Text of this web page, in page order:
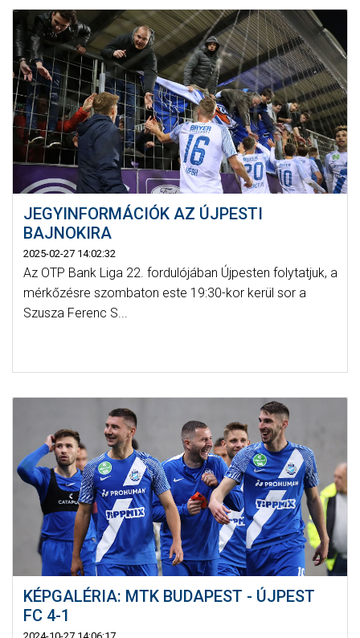
JEGYINFORMÁCIÓK AZ ÚJPESTI
BAJNOKIRA
2025-02-27 14:02:32
Az OTP Bank Liga 22. fordulójában Újpesten folytatjuk, a
mérkőzésre szombaton este 19:30-kor kerül sor a
Szusza Ferenc S...
KÉPGALÉRIA: MTK BUDAPEST - ÚJPEST
FC 4-1